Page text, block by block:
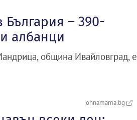
България – 390-
албанци
община Ивайловград, е
ohnamama.bg